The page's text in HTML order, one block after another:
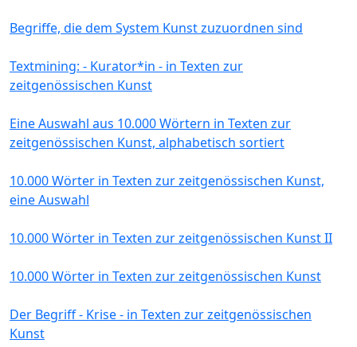
Begriffe, die dem System Kunst zuzuordnen sind
Textmining: - Kurator*in - in Texten zur
zeitgenössischen Kunst
Eine Auswahl aus 10.000 Wörtern in Texten zur
zeitgenössischen Kunst, alphabetisch sortiert
10.000 Wörter in Texten zur zeitgenössischen Kunst,
eine Auswahl
10.000 Wörter in Texten zur zeitgenössischen Kunst II
10.000 Wörter in Texten zur zeitgenössischen Kunst
Der Begriff - Krise - in Texten zur zeitgenössischen
Kunst